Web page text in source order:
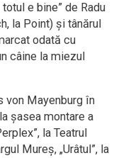
e bine” de Radu
la Point) şi tânărul
odată cu
câine la miezul
von Mayenburg în
şasea montare a
la Teatrul
Mureş, „Urâtul”, la